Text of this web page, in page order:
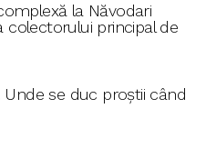
la Năvodari
colectorului principal de
Unde se duc proștii când